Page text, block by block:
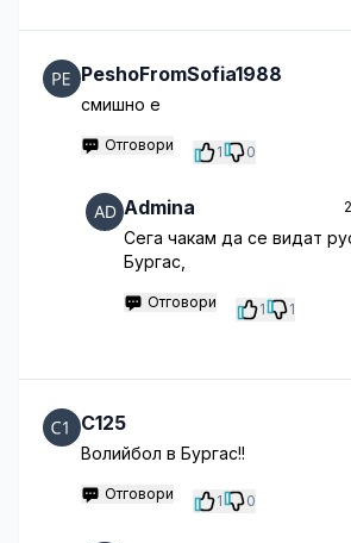
PeshoFromSofia1988
смишно е
Отговори 1 0
Admina
Сега чакам да се видат
Бургас,
Отговори 1 1
C125
Волийбол в Бургас!!
Отговори 1 0